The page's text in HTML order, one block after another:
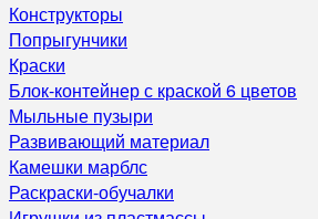
Конструкторы
Попрыгунчики
Краски
Блок-контейнер с краской 6 цветов
Мыльные пузыри
Развивающий материал
Камешки марблс
Раскраски-обучалки